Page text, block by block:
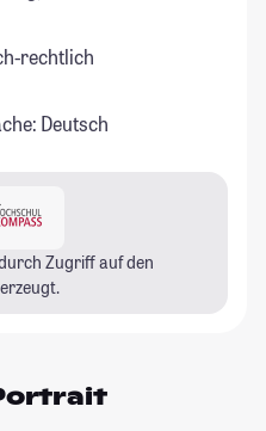
rechtlich
Deutsch
Zugriff auf den